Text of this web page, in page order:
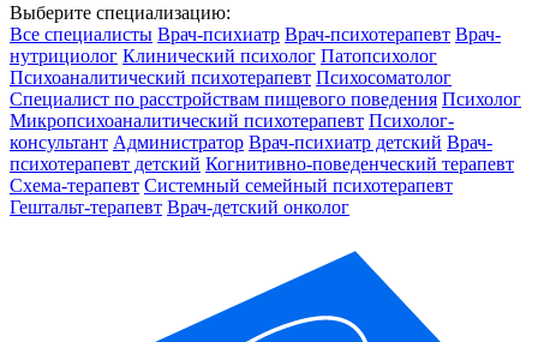
Выберите специализацию:
Все специалисты Врач-психиатр Врач-психотерапевт Врач-
нутрициолог Клинический психолог Патопсихолог
Психоаналитический психотерапевт Психосоматолог
Специалист по расстройствам пищевого поведения Психолог
Микропсихоаналитический психотерапевт Психолог-
консультант Администратор Врач-психиатр детский Врач-
психотерапевт детский Когнитивно-поведенческий терапевт
Схема-терапевт Системный семейный психотерапевт
Гештальт-терапевт Врач-детский онколог